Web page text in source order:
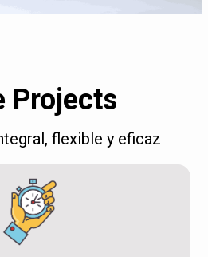
Projects
flexible y eficaz